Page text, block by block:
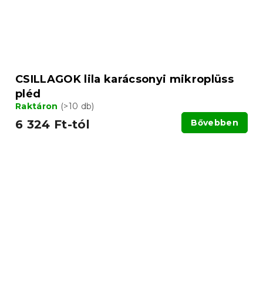
CSILLAGOK lila karácsonyi mikroplüss
pléd
Raktáron (>10 db)
6 324 Ft-tól Bővebben